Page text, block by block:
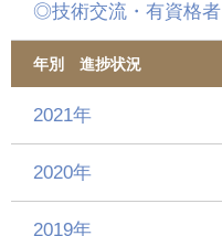
◎技術交流・有資格者
年別 進捗状況
2021年
2020年
2019年